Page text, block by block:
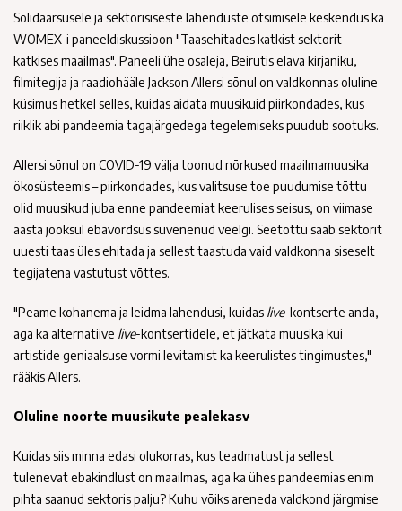
Solidaarsusele ja sektorisiseste lahenduste otsimisele keskendus ka
WOMEX-i paneeldiskussioon "Taasehitades katkist sektorit
katkises maailmas". Paneeli ühe osaleja, Beirutis elava kirjaniku,
filmitegija ja raadiohääle Jackson Allersi sõnul on valdkonnas oluline
küsimus hetkel selles, kuidas aidata muusikuid piirkondades, kus
riiklik abi pandeemia tagajärgedega tegelemiseks puudub sootuks.
Allersi sõnul on COVID-19 välja toonud nõrkused maailmamuusika
ökosüsteemis – piirkondades, kus valitsuse toe puudumise tõttu
olid muusikud juba enne pandeemiat keerulises seisus, on viimase
aasta jooksul ebavõrdsus süvenenud veelgi. Seetõttu saab sektorit
uuesti taas üles ehitada ja sellest taastuda vaid valdkonna siseselt
tegijatena vastutust võttes.
"Peame kohanema ja leidma lahendusi, kuidas live-kontserte anda,
aga ka alternatiive live-kontsertidele, et jätkata muusika kui
artistide geniaalsuse vormi levitamist ka keerulistes tingimustes,"
rääkis Allers.
Oluline noorte muusikute pealekasv
Kuidas siis minna edasi olukorras, kus teadmatust ja sellest
tulenevat ebakindlust on maailmas, aga ka ühes pandeemias enim
pihta saanud sektoris palju? Kuhu võiks areneda valdkond järgmise